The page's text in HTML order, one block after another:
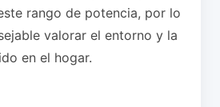
rango de potencia, por lo
valorar el entorno y la
en el hogar.